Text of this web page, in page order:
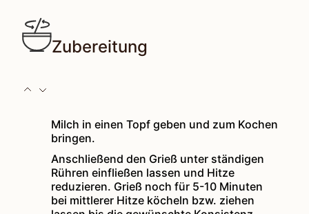
Zubereitung
Milch in einen Topf geben und zum Kochen
bringen.
Anschließend den Grieß unter ständigen
Rühren einfließen lassen und Hitze
reduzieren. Grieß noch für 5-10 Minuten
bei mittlerer Hitze köcheln bzw. ziehen